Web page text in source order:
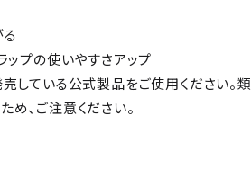
ップの使いやすさアップ
している公式製品をご使用ください。類
、ご注意ください。